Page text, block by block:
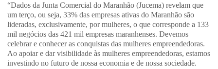
“Dados da Junta Comercial do Maranhão (Jucema) revelam que
um terço, ou seja, 33% das empresas ativas do Maranhão são
lideradas, exclusivamente, por mulheres, o que corresponde a 133
mil negócios das 421 mil empresas maranhenses. Devemos
celebrar e conhecer as conquistas das mulheres empreendedoras.
Ao apoiar e dar visibilidade às mulheres empreendedoras, estamos
investindo no futuro de nossa economia e de nossa sociedade.